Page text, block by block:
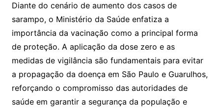
Diante do cenário de aumento dos casos de
sarampo, o Ministério da Saúde enfatiza a
importância da vacinação como a principal forma
de proteção. A aplicação da dose zero e as
medidas de vigilância são fundamentais para evitar
a propagação da doença em São Paulo e Guarulhos,
reforçando o compromisso das autoridades de
saúde em garantir a segurança da população e